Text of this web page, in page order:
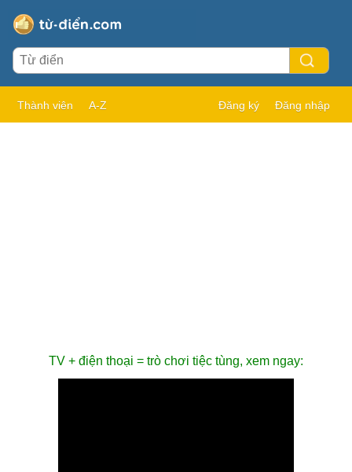
Thành viên A-Z Đăng ký Đăng nhập
TV + điện thoại = trò chơi tiệc tùng, xem ngay: